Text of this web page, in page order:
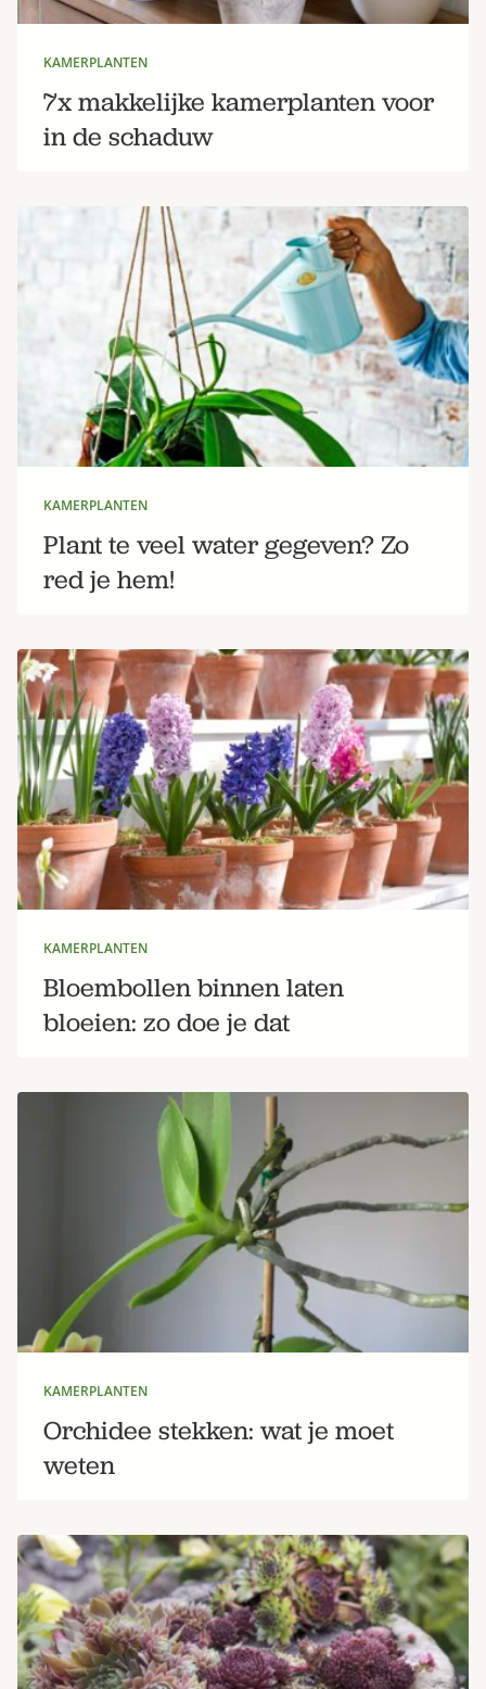
KAMERPLANTEN
7x makkelijke kamerplanten voor
in de schaduw
KAMERPLANTEN
Plant te veel water gegeven? Zo
red je hem!
KAMERPLANTEN
Bloembollen binnen laten
bloeien: zo doe je dat
KAMERPLANTEN
Orchidee stekken: wat je moet
weten